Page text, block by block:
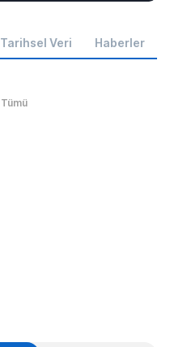
Tarihsel Veri Haberler
Tümü